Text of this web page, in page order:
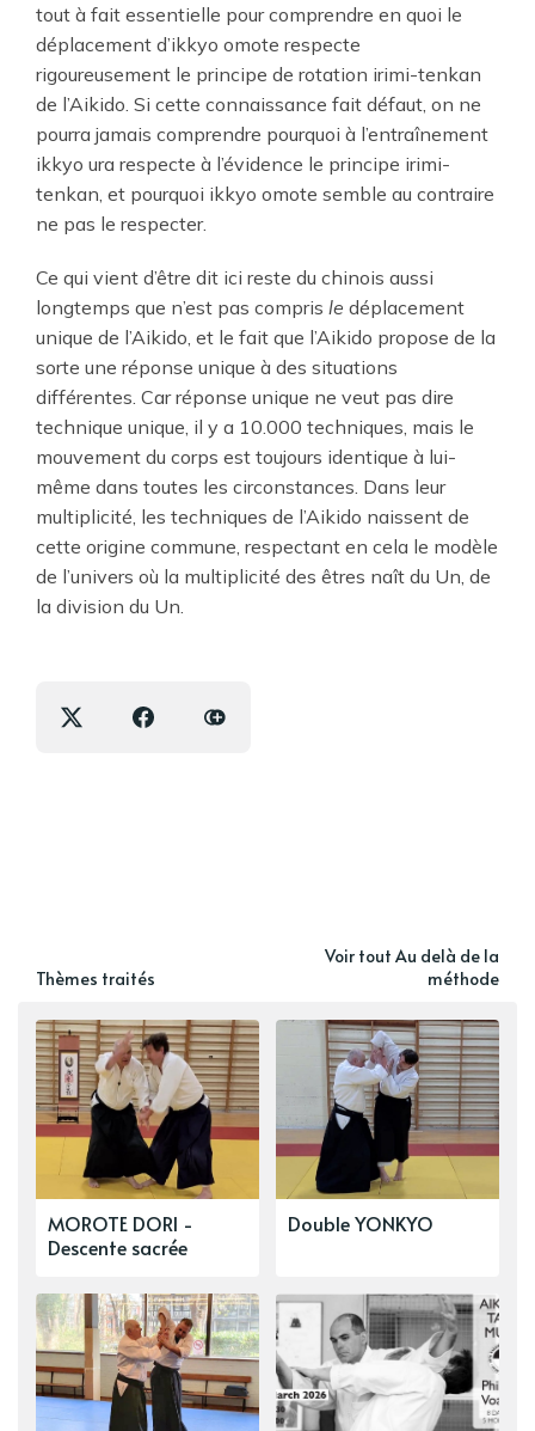
tout à fait essentielle pour comprendre en quoi le
déplacement d’ikkyo omote respecte
rigoureusement le principe de rotation irimi-tenkan
de l’Aikido. Si cette connaissance fait défaut, on ne
pourra jamais comprendre pourquoi à l’entraînement
ikkyo ura respecte à l’évidence le principe irimi-
tenkan, et pourquoi ikkyo omote semble au contraire
ne pas le respecter.
Ce qui vient d’être dit ici reste du chinois aussi
longtemps que n’est pas compris le déplacement
unique de l’Aikido, et le fait que l’Aikido propose de la
sorte une réponse unique à des situations
différentes. Car réponse unique ne veut pas dire
technique unique, il y a 10.000 techniques, mais le
mouvement du corps est toujours identique à lui-
même dans toutes les circonstances. Dans leur
multiplicité, les techniques de l’Aikido naissent de
cette origine commune, respectant en cela le modèle
de l’univers où la multiplicité des êtres naît du Un, de
la division du Un.
Thèmes traités
Voir tout Au delà de la
méthode
MOROTE DORI -
Descente sacrée
Double YONKYO